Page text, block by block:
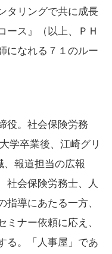
タリングで共に成長
ース』（以上、ＰＨ
になれる７１のルー
役。社会保険労務
学卒業後、江崎グリ
、報道担当の広報
社会保険労務士、人
導にあたる一方、
ミナー依頼に応え、
る。「人事屋」であ